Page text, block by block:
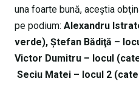
una foarte bună, aceştia
pe podium: Alexandru
verde), Ştefan Bădiţă –
Victor Dumitru – locul
Seciu Matei – locul 2